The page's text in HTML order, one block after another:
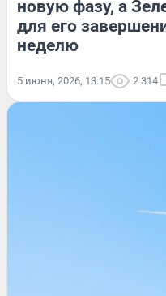
новую фазу, а
для его
неделю
5 июня, 2026, 13:15 2 314